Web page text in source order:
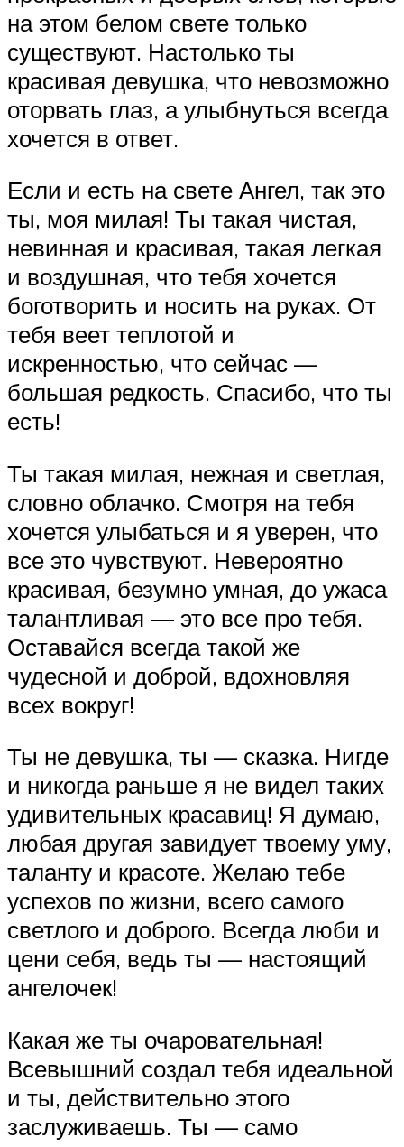
на этом белом свете только
существуют. Настолько ты
красивая девушка, что невозможно
оторвать глаз, а улыбнуться всегда
хочется в ответ.
Если и есть на свете Ангел, так это
ты, моя милая! Ты такая чистая,
невинная и красивая, такая легкая
и воздушная, что тебя хочется
боготворить и носить на руках. От
тебя веет теплотой и
искренностью, что сейчас —
большая редкость. Спасибо, что ты
есть!
Ты такая милая, нежная и светлая,
словно облачко. Смотря на тебя
хочется улыбаться и я уверен, что
все это чувствуют. Невероятно
красивая, безумно умная, до ужаса
талантливая — это все про тебя.
Оставайся всегда такой же
чудесной и доброй, вдохновляя
всех вокруг!
Ты не девушка, ты — сказка. Нигде
и никогда раньше я не видел таких
удивительных красавиц! Я думаю,
любая другая завидует твоему уму,
таланту и красоте. Желаю тебе
успехов по жизни, всего самого
светлого и доброго. Всегда люби и
цени себя, ведь ты — настоящий
ангелочек!
Какая же ты очаровательная!
Всевышний создал тебя идеальной
и ты, действительно этого
заслуживаешь. Ты — само